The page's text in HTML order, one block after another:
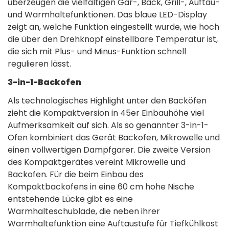
überzeugen die vielfältigen Gar-, Back, Grill-, Auftau-
und Warmhaltefunktionen. Das blaue LED-Display
zeigt an, welche Funktion eingestellt wurde, wie hoch
die über den Drehknopf einstellbare Temperatur ist,
die sich mit Plus- und Minus-Funktion schnell
regulieren lässt.
3-in-1-Backofen
Als technologisches Highlight unter den Backöfen
zieht die Kompaktversion in 45er Einbauhöhe viel
Aufmerksamkeit auf sich. Als so genannter 3-in-1-
Ofen kombiniert das Gerät Backofen, Mikrowelle und
einen vollwertigen Dampfgarer. Die zweite Version
des Kompaktgerätes vereint Mikrowelle und
Backofen. Für die beim Einbau des
Kompaktbackofens in eine 60 cm hohe Nische
entstehende Lücke gibt es eine
Warmhalteschublade, die neben ihrer
Warmhaltefunktion eine Auftaustufe für Tiefkühlkost